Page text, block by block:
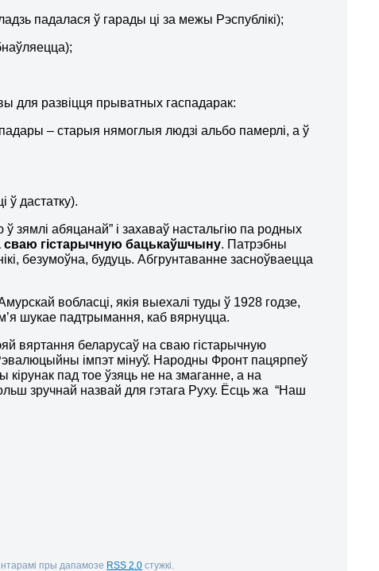
падалася ў гарады ці за межы Рэспублікі);
для развіцця прыватных гаспадарак:
– старыя нямоглыя людзі альбо памерлі, а ў
ў дастатку).
зямлі абяцанай” і захаваў настальгію па родных
сваю гістарычную бацькаўшчыну. Патрэбны
безумоўна, будуць. Абгрунтаванне засноўваецца
вобласці, якія выехалі туды ў 1928 годзе,
шукае падтрымання, каб вярнуцца.
вяртання беларусаў на сваю гістарычную
імпэт мінуў. Народны Фронт пацярпеў
пад тое ўзяць не на змаганне, а на
зручнай назвай для гэтага Руху. Ёсць жа “Наш
пры дапамозе RSS 2.0 стужкі.